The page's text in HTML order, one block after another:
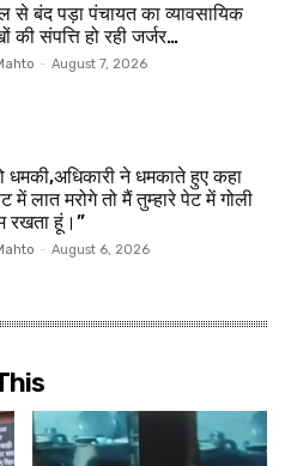
से बंद पड़ा पंचायत का व्यावसायिक
की संपत्ति हो रही जर्जर…
- August 7, 2026
धमकी,अधिकारी ने धमकाते हुए कहा
में लात मरोगे तो मैं तुम्हारे पेट में गोली
रखता हूं।”
- August 6, 2026